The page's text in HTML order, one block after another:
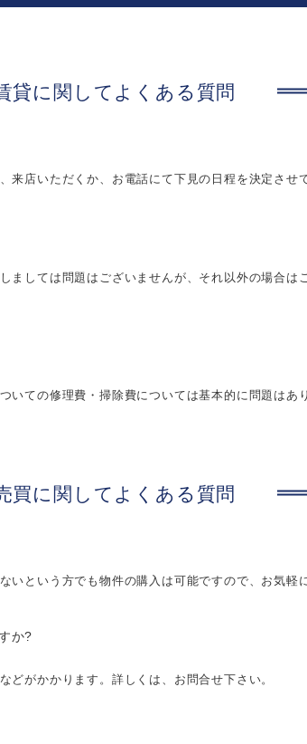
貸に関してよくある質問
店いただくか、お電話にて下見の日程を決定させ
ましては問題はございませんが、それ以外の場合は
いての修理費・掃除費については基本的に問題はあ
買に関してよくある質問
という方でも物件の購入は可能ですので、お気軽
か?
どがかかります。詳しくは、お問合せ下さい。